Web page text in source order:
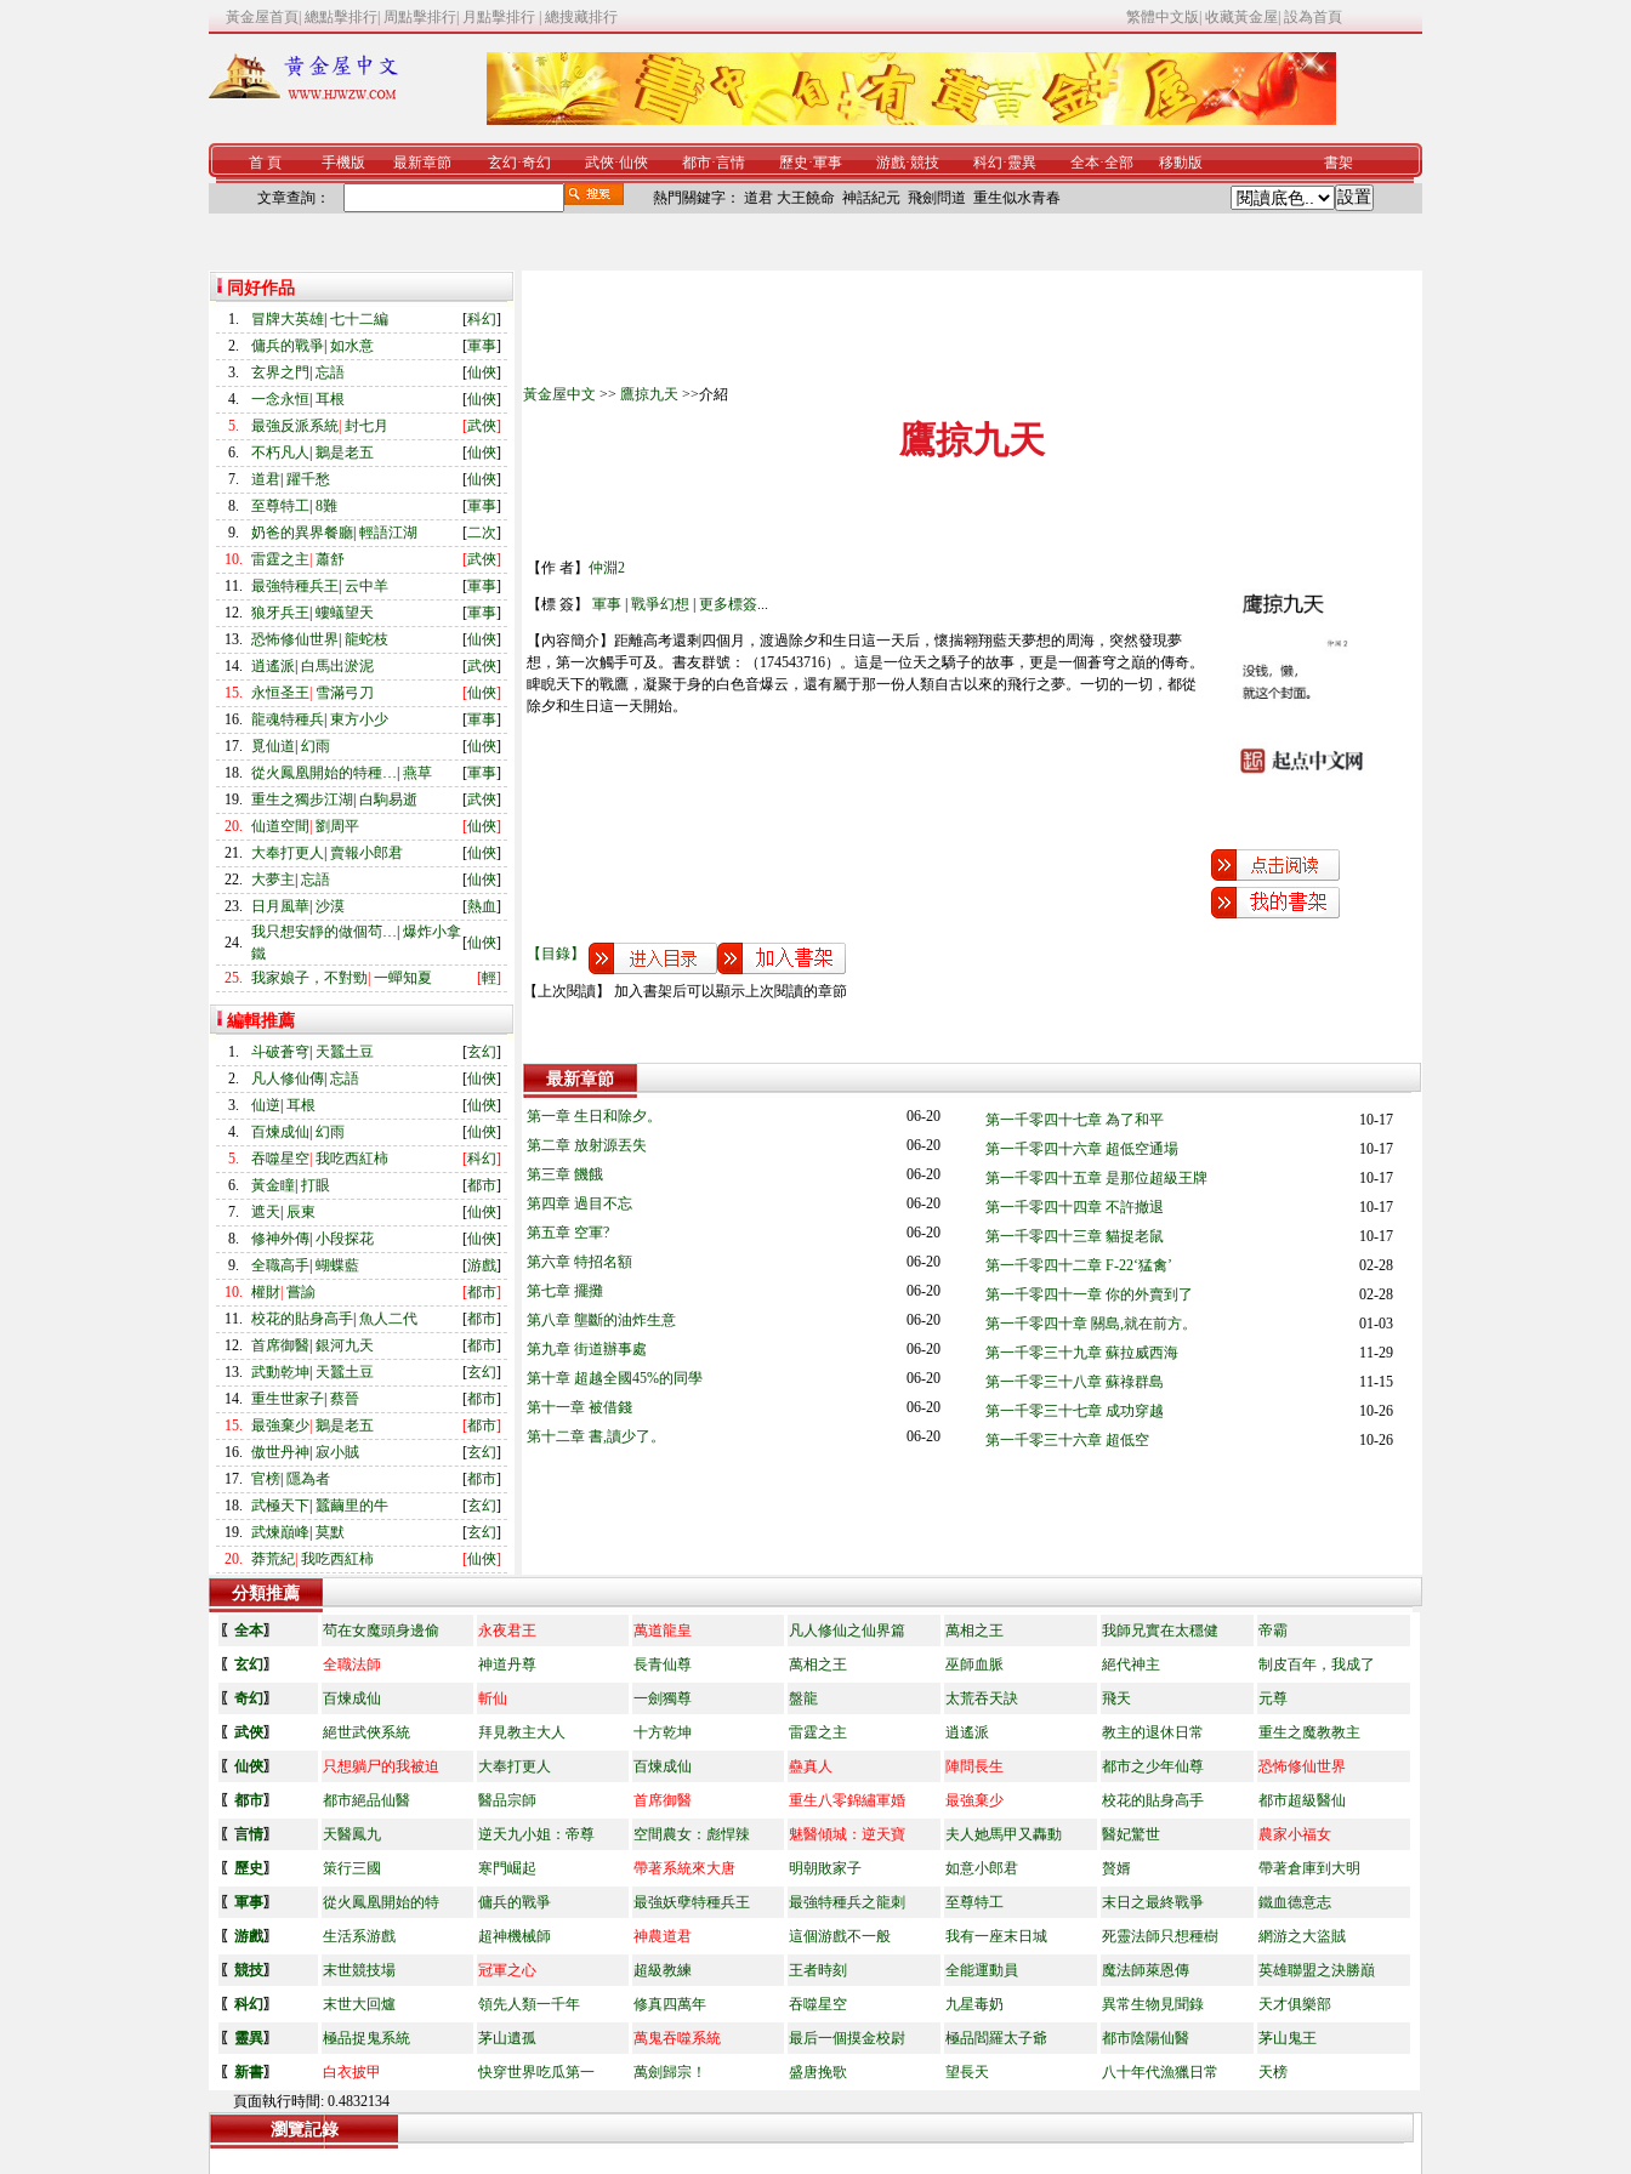
黃金屋首頁 總點擊排行 周點擊排行 月點擊排行 總搜藏排行 繁體中文版 收藏黃金屋 設為首頁
首 頁 手機版 最新章節 玄幻·奇幻 武俠·仙俠 都市·言情 歷史·軍事 游戲·競技 科幻·靈異 全本·全部 移動版 書架
文章查詢： 熱門關鍵字： 道君 大王饒命 神話紀元 飛劍問道 重生似水青春
同好作品
1. 冒牌大英雄 七十二編 [科幻]
2.
傭兵的戰爭 如水意 [軍事]
3.
玄界之門 忘語 [仙俠]
4.
一念永恒 耳根 [仙俠]
5.
最強反派系統 封七月 [武俠]
6.
不朽凡人 鵝是老五 [仙俠]
7.
道君 躍千愁 [仙俠]
8.
至尊特工 8難 [軍事]
9.
奶爸的異界餐廳 輕語江湖 [二次]
10. 雷霆之主 蕭舒 [武俠]
11. 最強特種兵王 云中羊 [軍事]
12. 狼牙兵王 螻蟻望天 [軍事]
13. 恐怖修仙世界 龍蛇枝 [仙俠]
14. 逍遙派 白馬出淤泥 [武俠]
15. 永恒圣王 雪滿弓刀 [仙俠]
16. 龍魂特種兵 東方小少 [軍事]
17.
覓仙道 幻雨 [仙俠]
18. 從火鳳凰開始的特種… 燕草 [軍事]
19. 重生之獨步江湖 白駒易逝 [武俠]
20. 仙道空間 劉周平 [仙俠]
21. 大奉打更人 賣報小郎君 [仙俠]
22. 大夢主 忘語 [仙俠]
23.
日月風華 沙漠 [熱血]
24.
我只想安靜的做個茍… 爆炸小拿
鐵
[仙俠]
25. 我家娘子，不對勁 一蟬知夏 [輕]
編輯推薦
1. 斗破蒼穹 天蠶土豆 [玄幻]
2.
凡人修仙傳 忘語 [仙俠]
3.
仙逆 耳根 [仙俠]
4.
百煉成仙 幻雨 [仙俠]
5.
吞噬星空 我吃西紅柿 [科幻]
6.
黃金瞳 打眼 [都市]
7.
遮天 辰東 [仙俠]
8.
修神外傳 小段探花 [仙俠]
9.
全職高手 蝴蝶藍 [游戲]
10. 權財 嘗諭 [都市]
11. 校花的貼身高手 魚人二代 [都市]
12. 首席御醫 銀河九天 [都市]
13. 武動乾坤 天蠶土豆 [玄幻]
14. 重生世家子 蔡晉 [都市]
15. 最強棄少 鵝是老五 [都市]
16. 傲世丹神 寂小賊 [玄幻]
17. 官榜 隱為者 [都市]
18. 武極天下 蠶繭里的牛 [玄幻]
19. 武煉巔峰 莫默 [玄幻]
20. 莽荒紀 我吃西紅柿 [仙俠]
黃金屋中文 >> 鷹掠九天 >>介紹
鷹掠九天
【作 者】 仲淵2
【標 簽】 軍事 戰爭幻想 更多標簽...
【內容簡介】距離高考還剩四個月，渡過除夕和生日這一天后，懷揣翱翔藍天夢想的周海，突然發現夢
想，第一次觸手可及。書友群號：（174543716）。這是一位天之驕子的故事，更是一個蒼穹之巔的傳奇。
睥睨天下的戰鷹，凝聚于身的白色音爆云，還有屬于那一份人類自古以來的飛行之夢。一切的一切，都從
除夕和生日這一天開始。
【目錄】
【上次閱讀】 加入書架后可以顯示上次閱讀的章節
最新章節
第一章 生日和除夕。
06-20
第二章 放射源丟失
06-20
第三章 饑餓
06-20
第四章 過目不忘
06-20
第五章 空軍?
06-20
第六章 特招名額
06-20
第七章 擺攤
06-20
第八章 壟斷的油炸生意
06-20
第九章 街道辦事處
06-20
第十章 超越全國45%的同學
06-20
第十一章 被借錢
06-20
第十二章 書,讀少了。
06-20
第一千零四十七章 為了和平
10-17
第一千零四十六章 超低空通場
10-17
第一千零四十五章 是那位超級王牌
10-17
第一千零四十四章 不許撤退
10-17
第一千零四十三章 貓捉老鼠
10-17
第一千零四十二章 F-22‘猛禽’
02-28
第一千零四十一章 你的外賣到了
02-28
第一千零四十章 關島,就在前方。
01-03
第一千零三十九章 蘇拉威西海
11-29
第一千零三十八章 蘇祿群島
11-15
第一千零三十七章 成功穿越
10-26
第一千零三十六章 超低空
10-26
分類推薦
〖 全本〗 茍在女魔頭身邊偷 永夜君王 萬道龍皇 凡人修仙之仙界篇 萬相之王 我師兄實在太穩健
帝霸
〖 玄幻〗 全職法師 神道丹尊 長青仙尊 萬相之王 巫師血脈 絕代神主
制皮百年，我成了
〖 奇幻〗 百煉成仙 斬仙 一劍獨尊 盤龍 太荒吞天訣 飛天
元尊
〖 武俠〗 絕世武俠系統 拜見教主大人 十方乾坤 雷霆之主 逍遙派 教主的退休日常
重生之魔教教主
〖 仙俠〗 只想躺尸的我被迫 大奉打更人 百煉成仙 蠱真人 陣問長生 都市之少年仙尊
恐怖修仙世界
〖 都市〗 都市絕品仙醫 醫品宗師 首席御醫 重生八零錦繡軍婚 最強棄少 校花的貼身高手
都市超級醫仙
〖 言情〗 天醫鳳九 逆天九小姐：帝尊 空間農女：彪悍辣 魅醫傾城：逆天寶 夫人她馬甲又轟動 醫妃驚世
農家小福女
〖 歷史〗 策行三國 寒門崛起 帶著系統來大唐 明朝敗家子 如意小郎君 贅婿
帶著倉庫到大明
〖 軍事〗 從火鳳凰開始的特 傭兵的戰爭 最強妖孽特種兵王 最強特種兵之龍刺 至尊特工 末日之最終戰爭
鐵血德意志
〖 游戲〗 生活系游戲 超神機械師 神農道君 這個游戲不一般 我有一座末日城 死靈法師只想種樹
網游之大盜賊
〖 競技〗 末世競技場 冠軍之心 超級教練 王者時刻 全能運動員 魔法師萊恩傳
英雄聯盟之決勝巔
〖 科幻〗 末世大回爐 領先人類一千年 修真四萬年 吞噬星空 九星毒奶 異常生物見聞錄
天才俱樂部
〖 靈異〗 極品捉鬼系統 茅山遺孤 萬鬼吞噬系統 最后一個摸金校尉 極品閻羅太子爺 都市陰陽仙醫
茅山鬼王
〖 新書〗 白衣披甲 快穿世界吃瓜第一 萬劍歸宗！ 盛唐挽歌 望長天 八十年代漁獵日常
天榜
頁面執行時間: 0.4832134
瀏覽記錄